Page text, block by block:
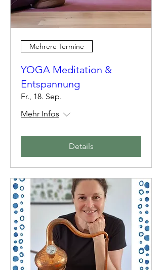
Mehrere Termine
YOGA Meditation &
Entspannung
Fr., 18. Sep.
Mehr Infos
Details